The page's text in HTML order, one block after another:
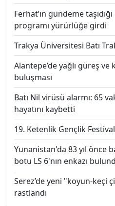
Ferhat’ın gündeme
programı yürürlüğe girdi
Trakya Üniversitesi Batı
Alantepe’de yağlı güreş
buluşması
Batı Nil virüsü alarmı: 65
hayatını kaybetti
19. Ketenlik Gençlik
Yunanistan'da 83 yıl önce
botu LS 6'nın enkazı
Serez’de yeni "koyun-keçi
rastlandı